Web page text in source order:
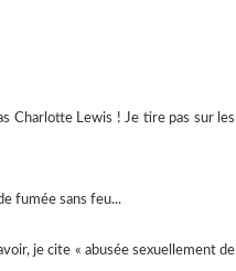
Charlotte Lewis ! Je tire pas sur les
fumée sans feu...
je cite « abusée sexuellement de